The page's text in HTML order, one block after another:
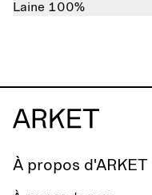
Laine 100%
À propos d'ARKET